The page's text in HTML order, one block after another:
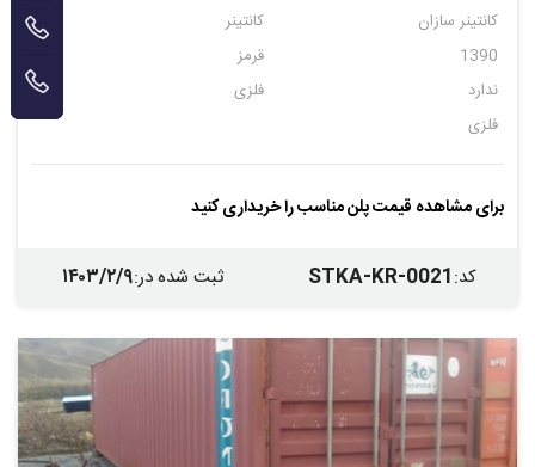
کانتینر سازان
کانتینر
1390
قرمز
ندارد
فلزی
فلزی
برای مشاهده قیمت پلن مناسب را خریداری کنید
کد:
STKA-KR-0021 ثبت شده در:۱۴۰۳/۲/۹